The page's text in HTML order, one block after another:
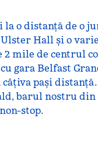
la o distanță de o
Hall și o
2 mile de centrul
gara Belfast
câțiva pași
barul nostru din
stop.